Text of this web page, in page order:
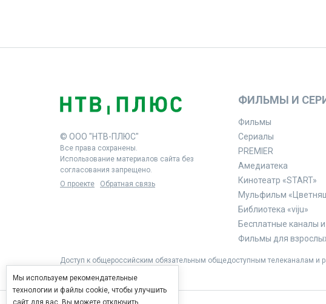
© ООО "НТВ-ПЛЮС"
Все права сохранены.
Использование материалов сайта без
согласования запрещено.
О проекте
Обратная связь
ФИЛЬМЫ И
Фильмы
Сериалы
PREMIER
Амедиатека
Кинотеатр «START»
Мульфильм
Библиотека «viju»
Бесплатные каналы
Фильмы для
Доступ к общероссийским обязательным общедоступным телеканалам и
Мы используем рекомендательные
технологии и файлы cookie, чтобы улучшить
сайт для вас. Вы можете отключить